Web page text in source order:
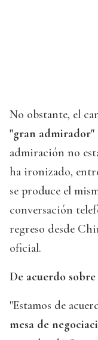
No obstante, el
"gran admirador"
admiración no
ha ironizado,
se produce el
conversación
regreso desde
oficial.
De acuerdo
"Estamos de
mesa de